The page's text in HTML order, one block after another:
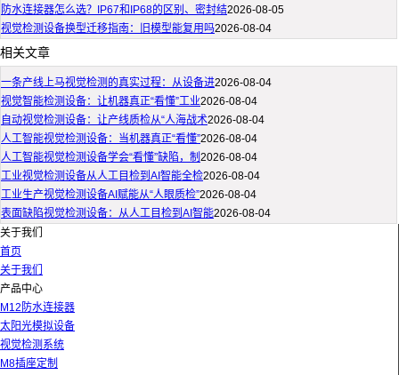
防水连接器怎么选？IP67和IP68的区别、密封结2026-08-05
视觉检测设备换型迁移指南：旧模型能复用吗2026-08-04
相关文章
一条产线上马视觉检测的真实过程：从设备进2026-08-04
视觉智能检测设备：让机器真正“看懂”工业2026-08-04
自动视觉检测设备：让产线质检从“人海战术2026-08-04
人工智能视觉检测设备：当机器真正“看懂”2026-08-04
人工智能视觉检测设备学会“看懂”缺陷，制 2026-08-04
工业视觉检测设备从人工目检到AI智能全检2026-08-04
工业生产视觉检测设备AI赋能从“人眼质检”2026-08-04
表面缺陷视觉检测设备：从人工目检到AI智能2026-08-04
关于我们
首页
关于我们
产品中心
M12防水连接器
太阳光模拟设备
视觉检测系统
M8插座定制